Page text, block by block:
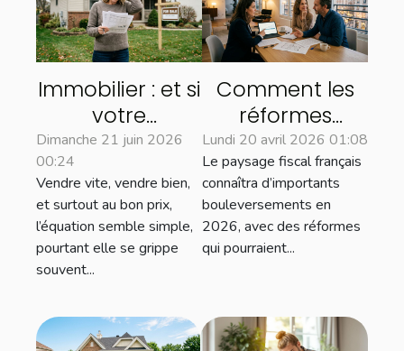
Immobilier : et si
votre
estimation
freinait la vente
de votre bien ?
Dimanche 21 juin 2026
00:24
Vendre vite, vendre bien,
et surtout au bon prix,
l’équation semble simple,
pourtant elle se grippe
souvent...
Comment les
réformes
fiscales de 2026
influenceront le
marché
immobilier ?
Lundi 20 avril 2026 01:08
Le paysage fiscal français
connaîtra d’importants
bouleversements en
2026, avec des réformes
qui pourraient...